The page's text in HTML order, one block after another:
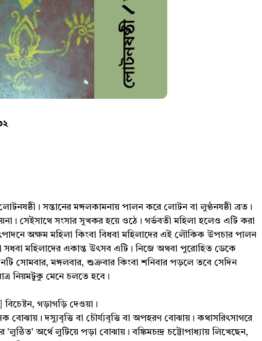
সন্তানের মঙ্গলকামনায় পালন করে লোটন বা লুণ্ঠনষষ্ঠী ব্রত।
সেইসাথে সংসার সুখকর হয়ে ওঠে। গর্ভবতী মহিলা হলেও এটি করা
অক্ষম মহিলা কিংবা বিধবা মহিলাদের এই লৌকিক উপচার পালন
সধবা মহিলাদের একান্ত উৎসব এটি। নিজে অথবা পুরোহিত ডেকে
সোমবার, মঙ্গলবার, শুক্রবার কিংবা শনিবার পড়লে তবে সেদিন
নিয়মটুকু মেনে চলতে হবে।
গড়াগড়ি দেওয়া।
বোঝায়। দস্যুবৃত্তি বা চৌর্য্যবৃত্তি বা অপহরণ বোঝায়। কথাসরিৎসাগরে
অর্থে লুটিয়ে পড়া বোঝায়। বঙ্কিমচন্দ্র চট্টোপাধ্যায় লিখেছেন,